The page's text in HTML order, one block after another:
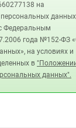
на
Федеральным
года №152-ФЗ
на условиях и
в
данных".